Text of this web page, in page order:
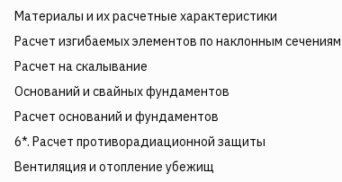
Материалы и их расчетные характеристики
Расчет изгибаемых элементов по наклонным сечениям
Расчет на скалывание
Оснований и свайных фундаментов
Расчет оснований и фундаментов
6*. Расчет противорадиационной защиты
Вентиляция и отопление убежищ